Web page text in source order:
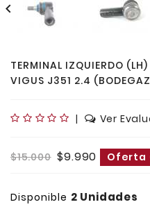

TERMINAL IZQUIERDO
VIGUS J351 2.4
| Ver
$15.000 $9.990 Oferta
Disponible 2 Unidades